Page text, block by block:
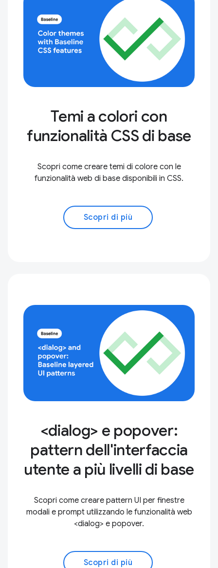
Temi a colori con
funzionalità CSS di base
Scopri come creare temi di colore con le
funzionalità web di base disponibili in CSS.
Scopri di più
<dialog> e popover:
pattern dell'interfaccia
utente a più livelli di base
Scopri come creare pattern UI per finestre
modali e prompt utilizzando le funzionalità web
<dialog> e popover.
Scopri di più